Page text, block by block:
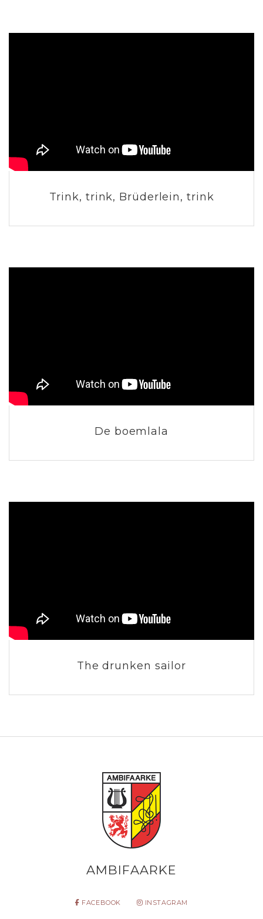
Trink, trink, Brüderlein, trink
De boemlala
The drunken sailor
AMBIFAARKE
FACEBOOK INSTAGRAM